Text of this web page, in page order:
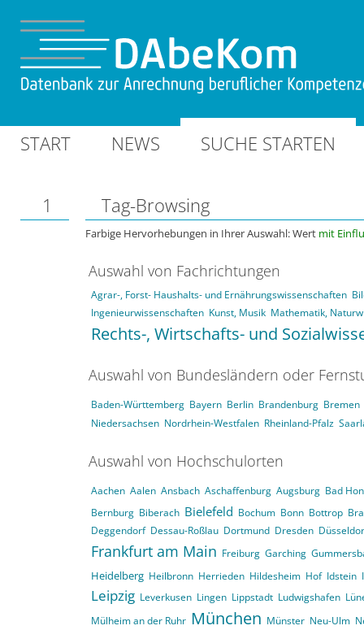
START NEWS SUCHE STARTEN
1 Tag-Browsing
Farbige Hervorhebungen in Ihrer Auswahl: Wert mit
Auswahl von Fachrichtungen
Agrar-, Forst- Haushalts- und Ernährungswissenschaften
Ingenieurwissenschaften Kunst, Musik Mathematik,
Rechts-, Wirtschafts- und
Auswahl von Bundesländern oder
Baden-Württemberg Bayern Berlin Brandenburg Bremen
Niedersachsen Nordrhein-Westfalen Rheinland-Pfalz
Auswahl von Hochschulorten
Aachen Aalen Ansbach Aschaffenburg Augsburg Bad
Bernburg Biberach Bielefeld Bochum Bonn Bottrop
Deggendorf Dessau-Roßlau Dortmund Dresden
Frankfurt am Main Freiburg Garching
Heidelberg Heilbronn Herrieden Hildesheim Hof Idstein
Leipzig Leverkusen Lingen Lippstadt Ludwigshafen
Mülheim an der Ruhr München Münster Neu-Ulm